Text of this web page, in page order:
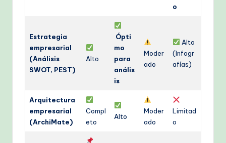
o
Estrategia
empresarial
(Análisis
SWOT, PEST)
Alto
Ópti
mo
para
anális
is
Moder
ado
Alto
(Infogr
afías)
Arquitectura
empresarial
(ArchiMate)
Compl
eto
Alto
Moder
ado
Limitad
o